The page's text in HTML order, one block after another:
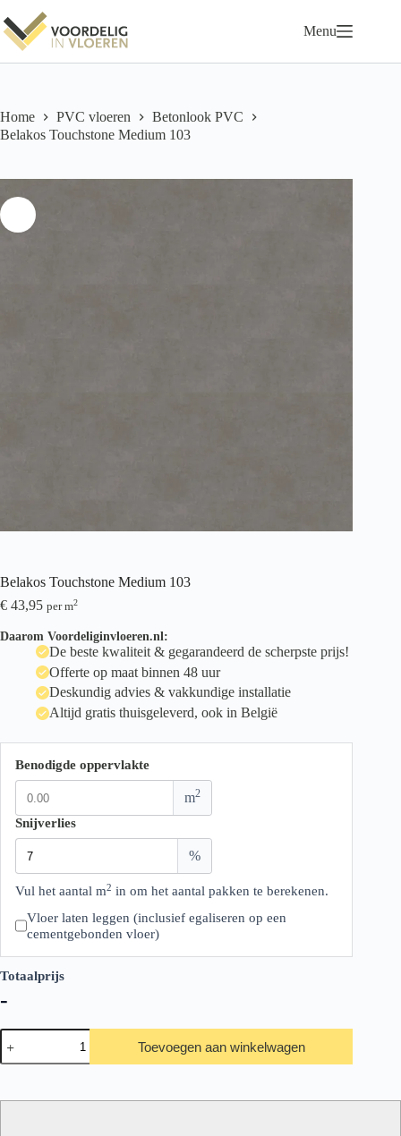
naar
de
inhoud
Menu
Home PVC vloeren
Betonlook PVC
Belakos Touchstone Medium 103
Belakos Touchstone Medium 103
€ 43,95 per m2
Daarom Voordeliginvloeren.nl:
De beste kwaliteit & gegarandeerd de scherpste prijs!
Offerte op maat binnen 48 uur
Deskundig advies & vakkundige installatie
Altijd gratis thuisgeleverd, ook in België
Benodigde oppervlakte
m2
Snijverlies
%
Vul het aantal m2 in om het aantal pakken te berekenen.
Vloer laten leggen (inclusief egaliseren op een
cementgebonden vloer)
Totaalprijs
-
Belakos
Touchstone
Medium
Toevoegen aan winkelwagen